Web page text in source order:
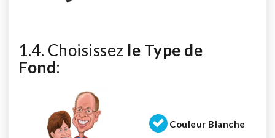
1.4. Choisissez le Type de
Fond:
Couleur Blanche